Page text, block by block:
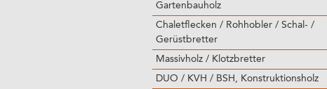
Gartenbauholz
Chaletflecken / Rohhobler / Schal- /
Gerüstbretter
Massivholz / Klotzbretter
DUO / KVH / BSH, Konstruktionsholz